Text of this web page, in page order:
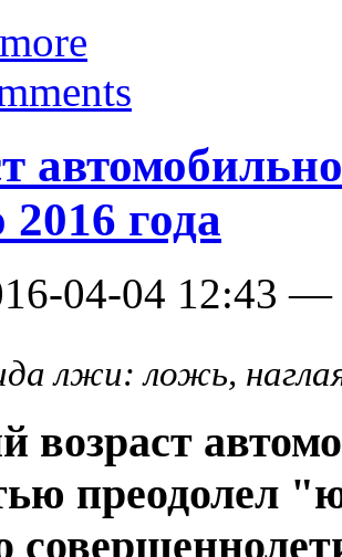
2016 года
04-04 12:43 —
лжи: ложь,
возраст
преодолел